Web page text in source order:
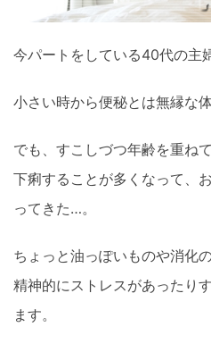
今パートをしている40代の主
小さい時から便秘とは無縁な
でも、すこしづつ年齢を重ね
下痢することが多くなって、
ってきた…。
ちょっと油っぽいものや消化
精神的にストレスがあったり
ます。